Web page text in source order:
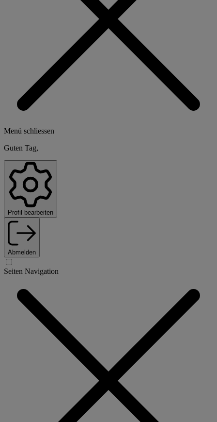
Menü schliessen
Guten Tag,
Profil bearbeiten
Abmelden
Seiten Navigation